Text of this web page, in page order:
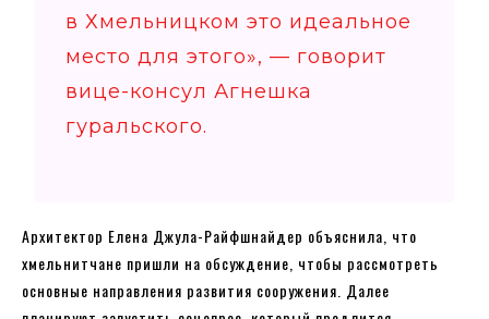
в Хмельницком это идеальное
место для этого», — говорит
вице-консул Агнешка
гуральского.
Архитектор Елена Джула-Райфшнайдер объяснила, что
хмельнитчане пришли на обсуждение, чтобы рассмотреть
основные направления развития сооружения. Далее